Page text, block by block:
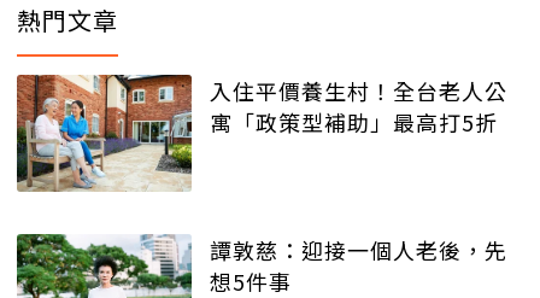
熱門文章
入住平價養生村！全台老人公
寓「政策型補助」最高打5折
譚敦慈：迎接一個人老後，先
想5件事